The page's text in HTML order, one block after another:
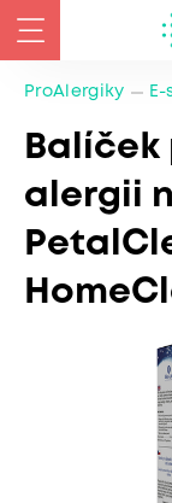
ProAlergiky E-
alergii